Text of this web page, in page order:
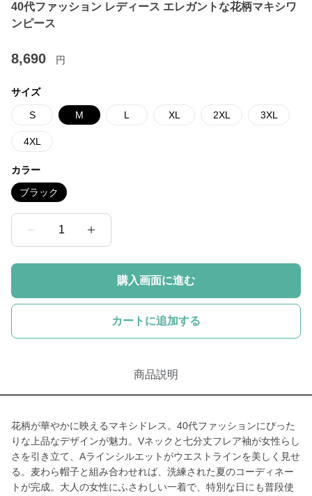
40代ファッション レディース エレガントな花柄マキシワ
ンピース
8,690 円
サイズ
S M L XL 2XL 3XL
4XL
カラー
ブラック
1
購入画面に進む
カートに追加する
商品説明
花柄が華やかに映えるマキシドレス。40代ファッションにぴった
りな上品なデザインが魅力。Vネックと七分丈フレア袖が女性らし
さを引き立て、Aラインシルエットがウエストラインを美しく見せ
る。麦わら帽子と組み合わせれば、洗練された夏のコーディネー
トが完成。大人の女性にふさわしい一着で、特別な日にも普段使